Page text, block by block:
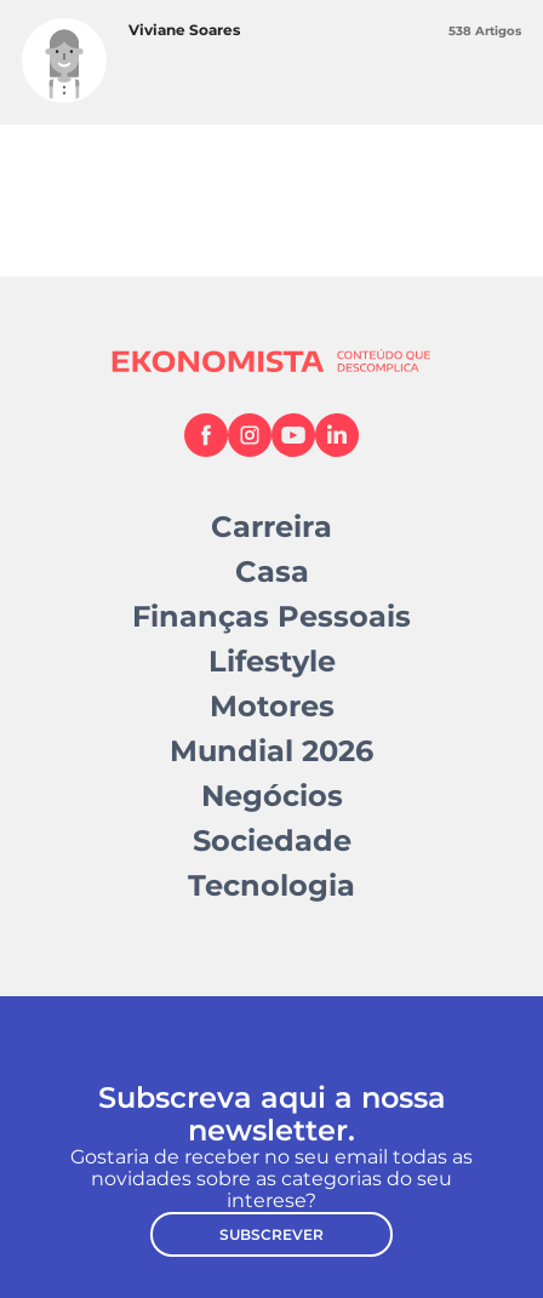
Viviane Soares 538 Artigos
Carreira
Casa
Finanças Pessoais
Lifestyle
Motores
Mundial 2026
Negócios
Sociedade
Tecnologia
Subscreva aqui a nossa
newsletter.
Gostaria de receber no seu email todas as
novidades sobre as categorias do seu
interese?
SUBSCREVER